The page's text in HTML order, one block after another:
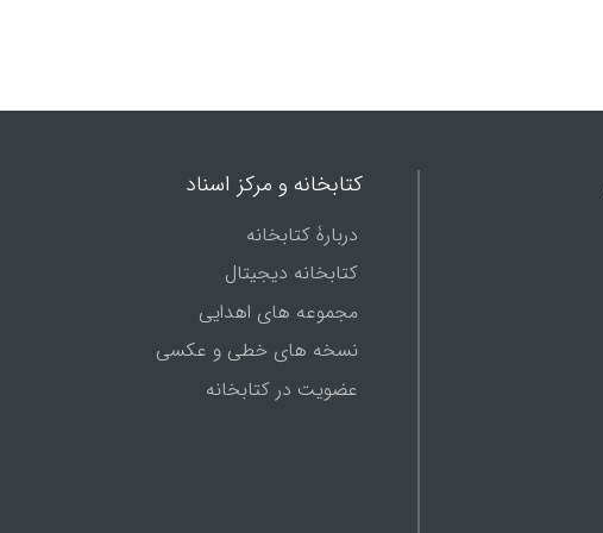
کتابخانه و مرکز اسناد
دربارۀ کتابخانه
کتابخانه دیجیتال
مجموعه های اهدایی
نسخه های خطی و عکسی
عضویت در کتابخانه